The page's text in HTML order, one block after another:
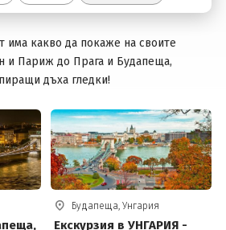
има какво да покаже на своите
и Париж до Прага и Будапеща,
дъха гледки!
Будапеща, Унгария
Екскурзия в УНГАРИЯ -